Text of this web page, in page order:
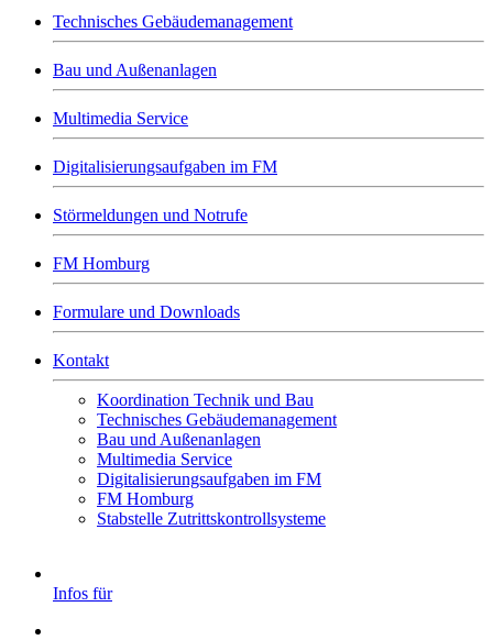
Technisches Gebäudemanagement
Bau und Außenanlagen
Multimedia Service
Digitalisierungsaufgaben im FM
Störmeldungen und Notrufe
FM Homburg
Formulare und Downloads
Kontakt
Koordination Technik und Bau
Technisches Gebäudemanagement
Bau und Außenanlagen
Multimedia Service
Digitalisierungsaufgaben im FM
FM Homburg
Stabstelle Zutrittskontrollsysteme
Infos für